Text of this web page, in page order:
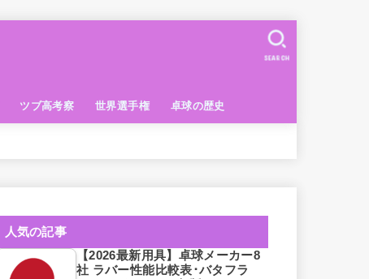
ツブ高考察 世界選手権 卓球の歴史
SEARCH
人気の記事
【2026最新用具】卓球メーカー8
社 ラバー性能比較表･バタフラ